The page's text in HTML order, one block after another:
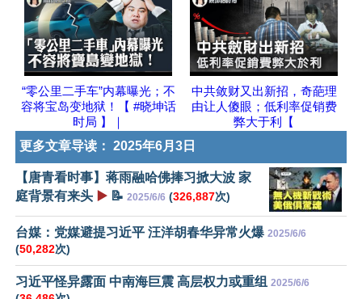
“零公里二手车”内幕曝光；不
容将宝岛变地狱！【 #晓坤话
时局 】｜
中共敛财又出新招，奇葩理
由让人傻眼；低利率促销费
弊大于利【
更多文章导读： 2025年6月3日
【唐青看时事】蒋雨融哈佛捧习掀大波 家
庭背景有来头 ▶️ 📝 2025/6/6 (326,887次)
台媒：党媒避提习近平 汪洋胡春华异常火爆 2025/6/6
(50,282次)
习近平怪异露面 中南海巨震 高层权力或重组 2025/6/6